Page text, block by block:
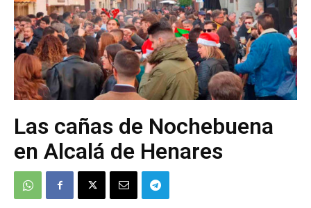
Las cañas de Nochebuena
en Alcalá de Henares